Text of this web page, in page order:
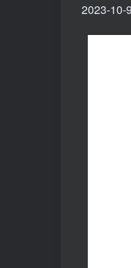
2023-10-